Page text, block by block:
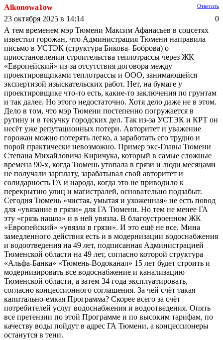
Alkonowa1ow Ответить
0
23 октября 2025 в 14:14
А тем временем мэр Тюмени Максим Афанасьев в соцсетях
известил горожан, что Администрация Тюмени направила
письмо в УСТЭК (структура Бикова- Боброва) о
приостановлении строительства теплотрассы через ЖК
«Европейский» из-за отсутствия договора между
проектировщиками теплотрассы и ООО, занимающейся
экспертизой изыскательских работ. Нет, на бумаге у
проектировщике что-то есть, какие-то заключения по грунтам
и так далее. Но этого недостаточно. Хотя дело даже не в этом.
Дело в том, что мэр Тюмени постепенно погружается в
рутину и в текучку городских дел. Так из-за УСТЭК и КРТ он
несёт уже репутационных потери. Авторитет и уважение
горожан можно потерять легко, а заработать его трудно и
порой практически невозможно. Пример экс-Главы Тюмени
Степана Михайловича Киричука, который в самые сложные
времена 90-х, когда Тюмень утопала в грязи и люди месяцами
не получали зарплату, зарабатывал свой авторитет и
солидарность ГА и народа, когда это не приводило к
перекрытию улиц и магистралей, основательно подзабыт.
Сегодня Тюмень «чистая, умытая и ухоженная» не есть повод
для «увязание в грязи» для ГА Тюмени. Но тем не менее ГА
эту «грязь нашла» и в ней увязла. В благоустроенном ЖК
«Европейский» «увязла в грязи». И это ещё не все. Мина
замедленного действия есть и в модернизации водоснабжения
и водоотведения на 49 лет, подписанная Администрацией
Тюменской области на 49 лет, согласно которой структура
«Альфа-Банка» «Тюмень-Водоканал» 15 лет будет строить и
модернизировать все водоснабжение и канализацию
Тюменской области, а затем 34 года эксплуатировать,
согласно концессионного соглашения. За чей счёт такая
капитально-емкая Программа? Скорее всего за счёт
потребителей услуг водоснабжения и водоотведения. Опять
все претензии по этой Программе и по высоким тарифам, по
качеству воды пойдут в адрес ГА Тюмени, а концессионеры
останутся в тени.